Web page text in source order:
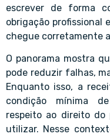
escrever de forma
obrigação profissional
chegue corretamente
O panorama mostra
pode reduzir falhas,
Enquanto isso, a
condição mínima
respeito ao direito
utilizar. Nesse